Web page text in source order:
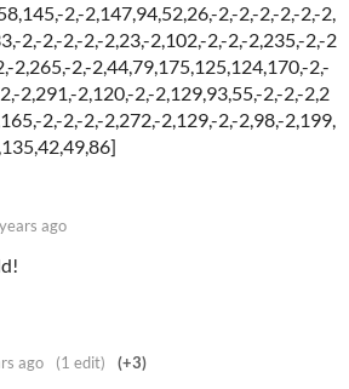
2,-2,147,94,52,26,-2,-2,-2,-2,-2,-2,
2,-2,-2,-2,-2,23,-2,102,-2,-2,-2,235,-2,-2
2,265,-2,-2,44,79,175,125,124,170,-2,-
2,291,-2,120,-2,-2,129,93,55,-2,-2,-2,2
2,-2,-2,-2,272,-2,129,-2,-2,98,-2,199,
ago
ago (1 edit) (+3)